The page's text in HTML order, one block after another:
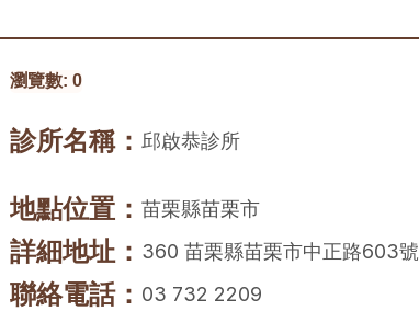
瀏覽數: 0
診所名稱： 邱啟恭診所
地點位置： 苗栗縣苗栗市
詳細地址： 360 苗栗縣苗栗市中正路603號
聯絡電話： 03 732 2209